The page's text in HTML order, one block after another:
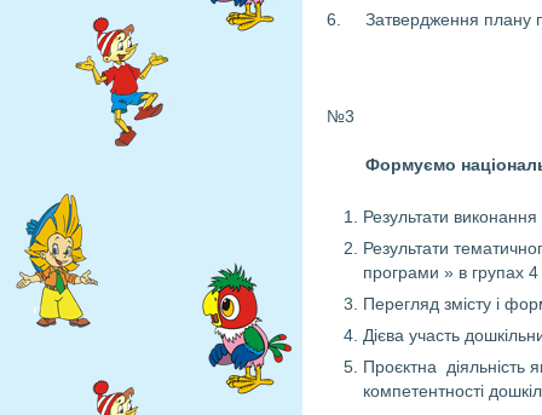
6. Затвердження плану
№3
Формуємо
Результати
Результати
програми » в групах
Перегляд змісту і
Дієва участь
Проєктна діяльність
компетентності